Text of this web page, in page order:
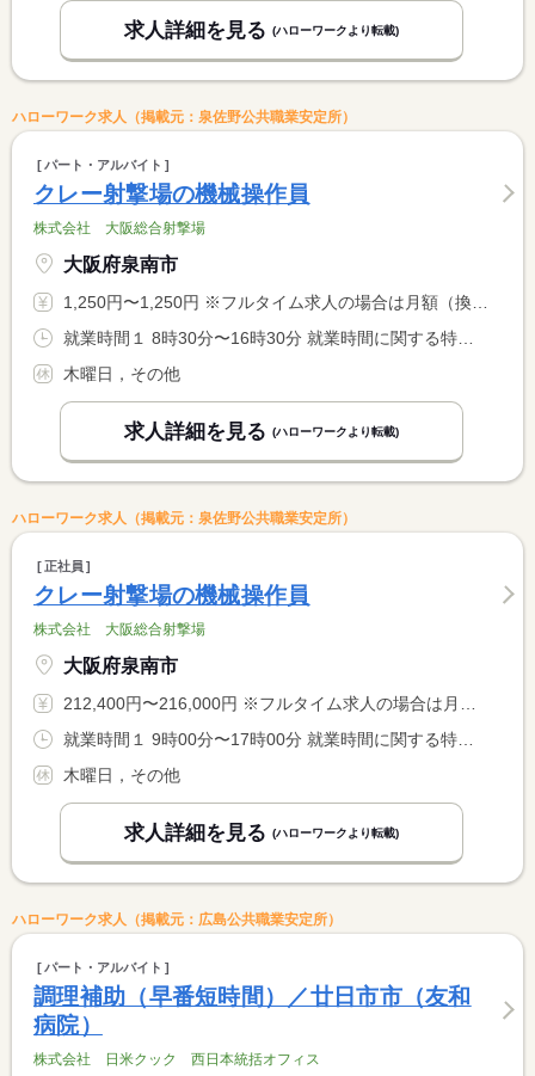
求人詳細を見る (ハローワークより転載)
ハローワーク求人（掲載元：泉佐野公共職業安定所）
パート・アルバイト
クレー射撃場の機械操作員
株式会社 大阪総合射撃場
大阪府泉南市
1,250円〜1,250円 ※フルタイム求人の場合は月額（換算額）、パート求人の場合は時間額を表示しています。
木曜日，その他
求人詳細を見る (ハローワークより転載)
ハローワーク求人（掲載元：泉佐野公共職業安定所）
正社員
クレー射撃場の機械操作員
株式会社 大阪総合射撃場
大阪府泉南市
212,400円〜216,000円 ※フルタイム求人の場合は月額（換算額）、パート求人の場合は時間額を表示しています。
木曜日，その他
求人詳細を見る (ハローワークより転載)
ハローワーク求人（掲載元：広島公共職業安定所）
パート・アルバイト
調理補助（早番短時間）／廿日市市（友和
病院）
株式会社 日米クック 西日本統括オフィス